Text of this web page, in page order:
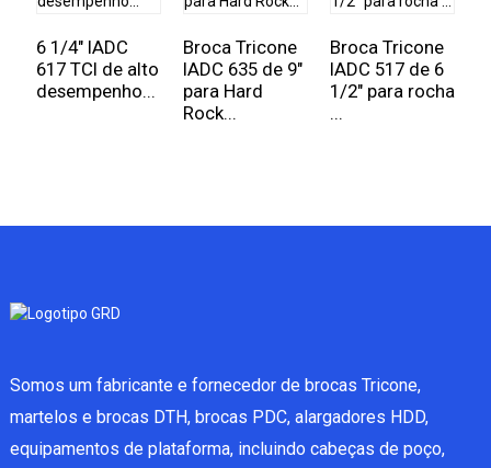
6 1/4" IADC
617 TCI de alto
desempenho...
Broca Tricone
IADC 635 de 9"
para Hard
Rock...
Broca Tricone
IADC 517 de 6
1/2" para rocha
...
Somos um fabricante e fornecedor de brocas Tricone,
martelos e brocas DTH, brocas PDC, alargadores HDD,
equipamentos de plataforma, incluindo cabeças de poço,